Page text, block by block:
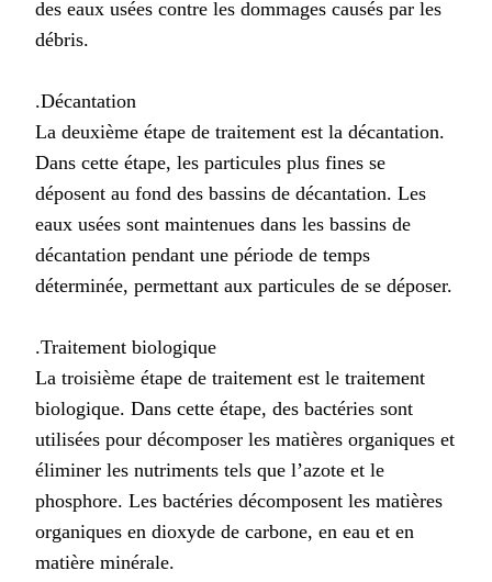
des eaux usées contre les dommages causés par les
débris.
.Décantation
La deuxième étape de traitement est la décantation.
Dans cette étape, les particules plus fines se
déposent au fond des bassins de décantation. Les
eaux usées sont maintenues dans les bassins de
décantation pendant une période de temps
déterminée, permettant aux particules de se déposer.
.Traitement biologique
La troisième étape de traitement est le traitement
biologique. Dans cette étape, des bactéries sont
utilisées pour décomposer les matières organiques et
éliminer les nutriments tels que l’azote et le
phosphore. Les bactéries décomposent les matières
organiques en dioxyde de carbone, en eau et en
matière minérale.